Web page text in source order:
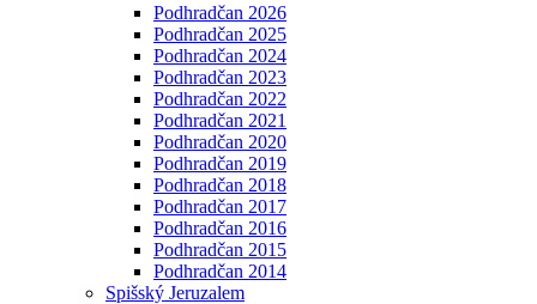
Podhradčan 2026
Podhradčan 2025
Podhradčan 2024
Podhradčan 2023
Podhradčan 2022
Podhradčan 2021
Podhradčan 2020
Podhradčan 2019
Podhradčan 2018
Podhradčan 2017
Podhradčan 2016
Podhradčan 2015
Podhradčan 2014
Spišský Jeruzalem